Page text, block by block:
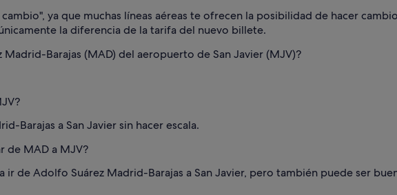
ya que muchas líneas aéreas te ofrecen la posibilidad de hacer
la diferencia de la tarifa del nuevo billete.
Barajas (MAD) del aeropuerto de San Javier (MJV)?
Barajas a San Javier sin hacer escala.
de MAD a MJV?
de Adolfo Suárez Madrid-Barajas a San Javier, pero también puede ser